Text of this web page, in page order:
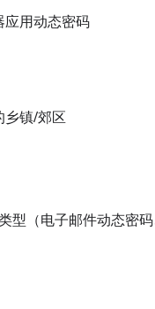
应用动态密码
乡镇/郊区
型（电子邮件动态密